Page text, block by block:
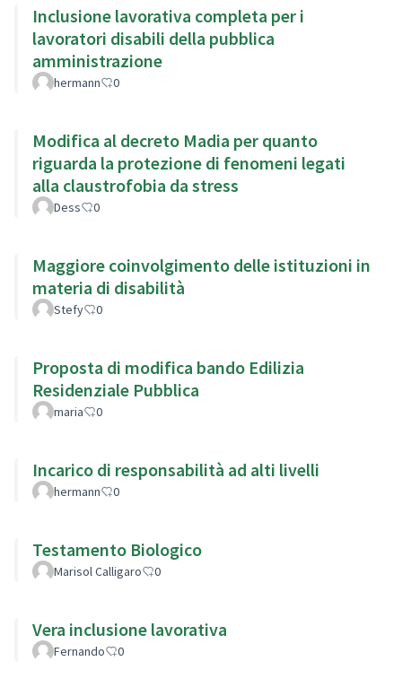
Inclusione lavorativa completa per i
lavoratori disabili della pubblica
amministrazione
hermann 0
Modifica al decreto Madia per quanto
riguarda la protezione di fenomeni legati
alla claustrofobia da stress
Dess 0
Maggiore coinvolgimento delle istituzioni in
materia di disabilità
Stefy 0
Proposta di modifica bando Edilizia
Residenziale Pubblica
maria 0
Incarico di responsabilità ad alti livelli
hermann 0
Testamento Biologico
Marisol Calligaro 0
Vera inclusione lavorativa
Fernando 0